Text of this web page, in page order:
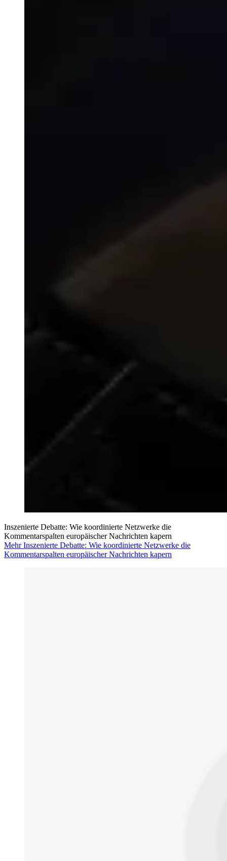
Inszenierte Debatte: Wie koordinierte Netzwerke die
Kommentarspalten europäischer Nachrichten kapern
Mehr Inszenierte Debatte: Wie koordinierte Netzwerke die
Kommentarspalten europäischer Nachrichten kapern